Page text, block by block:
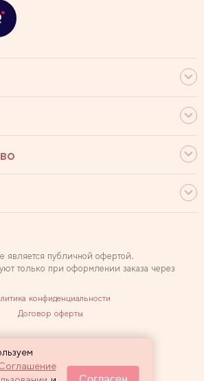
является публичной офертой.
только при оформлении заказа через
конфиденциальности
Договор оферты